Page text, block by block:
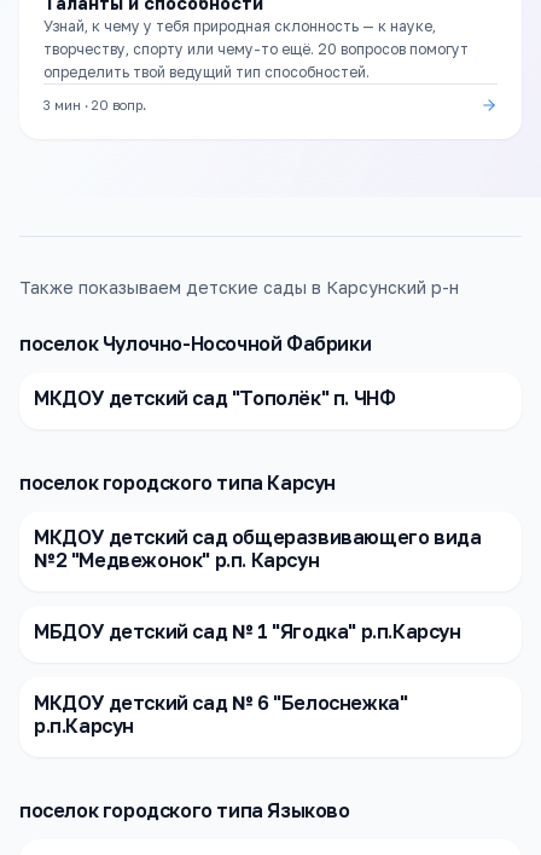
Узнай, к чему у тебя природная склонность — к науке,
творчеству, спорту или чему-то ещё. 20 вопросов помогут
определить твой ведущий тип способностей.
3 мин · 20 вопр.
Также показываем детские сады в Карсунский р-н
поселок Чулочно-Носочной Фабрики
МКДОУ детский сад "Тополёк" п. ЧНФ
поселок городского типа Карсун
МКДОУ детский сад общеразвивающего вида
№2 "Медвежонок" р.п. Карсун
МБДОУ детский сад № 1 "Ягодка" р.п.Карсун
МКДОУ детский сад № 6 "Белоснежка"
р.п.Карсун
поселок городского типа Языково